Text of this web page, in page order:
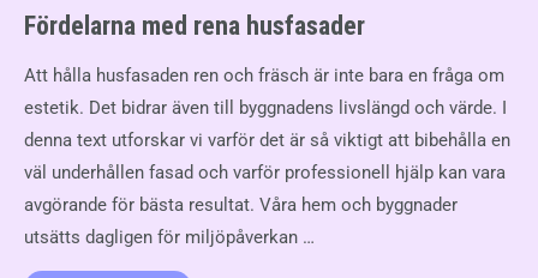
Fördelarna med rena husfasader
Att hålla husfasaden ren och fräsch är inte bara en fråga om
estetik. Det bidrar även till byggnadens livslängd och värde. I
denna text utforskar vi varför det är så viktigt att bibehålla en
väl underhållen fasad och varför professionell hjälp kan vara
avgörande för bästa resultat. Våra hem och byggnader
utsätts dagligen för miljöpåverkan …